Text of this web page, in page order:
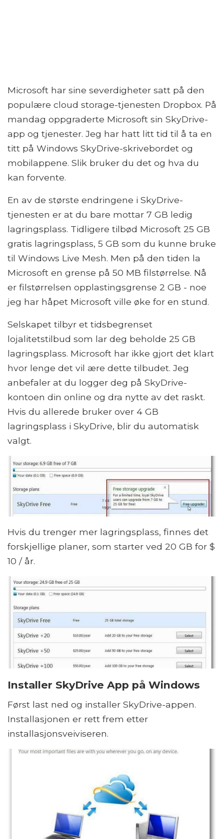
Microsoft har sine severdigheter satt på den
populære cloud storage-tjenesten Dropbox. På
mandag oppgraderte Microsoft sin SkyDrive-
app og tjenester. Jeg har hatt litt tid til å ta en
titt på Windows SkyDrive-skrivebordet og
mobilappene. Slik bruker du det og hva du
kan forvente.
En av de største endringene i SkyDrive-
tjenesten er at du bare mottar 7 GB ledig
lagringsplass. Tidligere tilbød Microsoft 25 GB
gratis lagringsplass, 5 GB som du kunne bruke
til Windows Live Mesh. Men på den tiden la
Microsoft en grense på 50 MB filstørrelse. Nå
er filstørrelsen opplastingsgrense 2 GB - noe
jeg har håpet Microsoft ville øke for en stund.
Selskapet tilbyr et tidsbegrenset
lojalitetstilbud som lar deg beholde 25 GB
lagringsplass. Microsoft har ikke gjort det klart
hvor lenge det vil ære dette tilbudet. Jeg
anbefaler at du logger deg på SkyDrive-
kontoen din online og dra nytte av det raskt.
Hvis du allerede bruker over 4 GB
lagringsplass i SkyDrive, blir du automatisk
valgt.
Hvis du trenger mer lagringsplass, finnes det
forskjellige planer, som starter ved 20 GB for $
10 / år.
Installer SkyDrive App på Windows
Først last ned og installer SkyDrive-appen.
Installasjonen er rett frem etter
installasjonsveiviseren.